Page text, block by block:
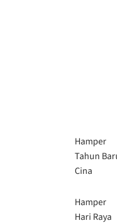
Hamper
Tahun
Cina
Hamper
Hari Raya